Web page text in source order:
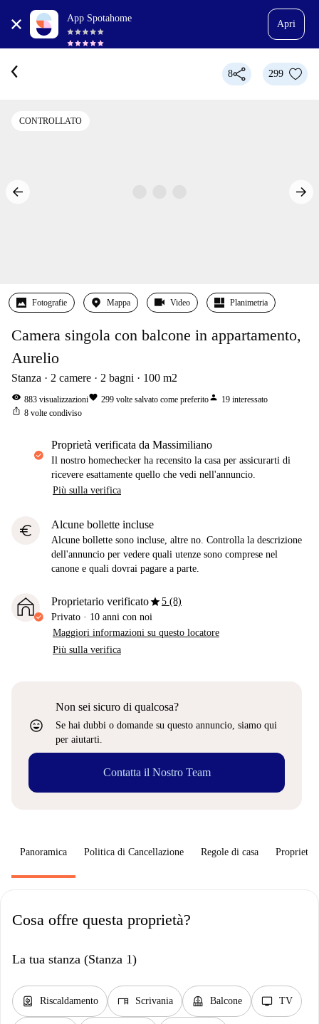
App Spotahome
Apri
8 299
CONTROLLATO
Fotografie Mappa Video Planimetria
Camera singola con balcone in appartamento,
Aurelio
Stanza 2 camere 2 bagni 100 m2
visibility 883 visualizzazionifavorite 299 volte salvato come preferitoperson 19 interessato
ios_share 8 volte condiviso
proprietà verificata da Massimiliano
Il nostro homechecker ha recensito la casa per assicurarti di
ricevere esattamente quello che vedi nell'annuncio.
Più sulla verifica
euro Alcune bollette incluse
Alcune bollette sono incluse, altre no. Controlla la descrizione
dell'annuncio per vedere quali utenze sono comprese nel
canone e quali dovrai pagare a parte.
Proprietario verificatostar5 (8)
Privato · 10 anni con noi
Maggiori informazioni su questo locatore
Più sulla verifica
sentiment_very_satisfied
Non sei sicuro di qualcosa?
Se hai dubbi o domande su questo annuncio, siamo qui
per aiutarti.
Contatta il Nostro Team
Panoramica Politica di Cancellazione Regole di casa
Cosa offre questa proprietà?
La tua stanza (Stanza 1)
water_heater Riscaldamento desk Scrivania balcony Balcone tv TV